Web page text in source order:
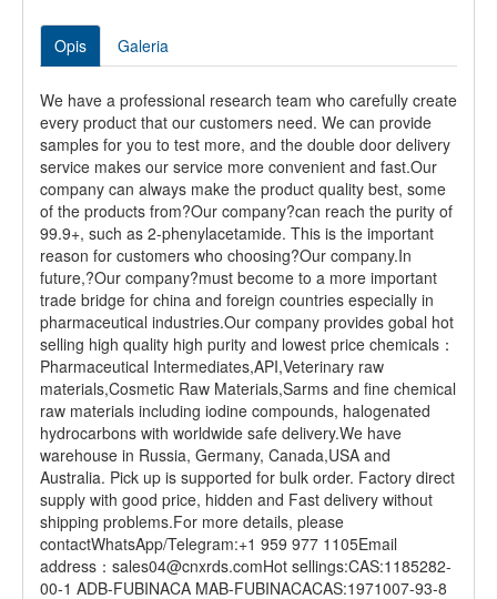
Opis Galeria
We have a professional research team who carefully create
every product that our customers need. We can provide
samples for you to test more, and the double door delivery
service makes our service more convenient and fast.Our
company can always make the product quality best, some
of the products from?Our company?can reach the purity of
99.9+, such as 2-phenylacetamide. This is the important
reason for customers who choosing?Our company.In
future,?Our company?must become to a more important
trade bridge for china and foreign countries especially in
pharmaceutical industries.Our company provides gobal hot
selling high quality high purity and lowest price chemicals：
Pharmaceutical Intermediates,API,Veterinary raw
materials,Cosmetic Raw Materials,Sarms and fine chemical
raw materials including iodine compounds, halogenated
hydrocarbons with worldwide safe delivery.We have
warehouse in Russia, Germany, Canada,USA and
Australia. Pick up is supported for bulk order. Factory direct
supply with good price, hidden and Fast delivery without
shipping problems.For more details, please
contactWhatsApp/Telegram:+1 959 977 1105Email
address：sales04@cnxrds.comHot sellings:CAS:1185282-
00-1 ADB-FUBINACA MAB-FUBINACACAS:1971007-93-8